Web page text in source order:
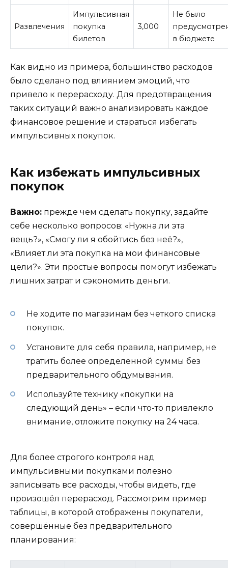
Развлечения
Импульсивная
покупка
билетов
3,000
Не было
в бюджете
Как видно из примера, большинство расходов
было сделано под влиянием эмоций, что
привело к перерасходу. Для предотвращения
таких ситуаций важно анализировать каждое
финансовое решение и стараться избегать
импульсивных покупок.
Как избежать импульсивных
покупок
Важно: прежде чем сделать покупку, задайте
себе несколько вопросов: «Нужна ли эта
вещь?», «Смогу ли я обойтись без неё?»,
«Влияет ли эта покупка на мои финансовые
цели?». Эти простые вопросы помогут избежать
лишних затрат и сэкономить деньги.
Не ходите по магазинам без четкого списка
покупок.
Установите для себя правила, например, не
тратить более определенной суммы без
предварительного обдумывания.
Используйте технику «покупки на
следующий день» – если что-то привлекло
внимание, отложите покупку на 24 часа.
Для более строгого контроля над
импульсивными покупками полезно
записывать все расходы, чтобы видеть, где
произошёл перерасход. Рассмотрим пример
таблицы, в которой отображены покупатели,
совершённые без предварительного
планирования: